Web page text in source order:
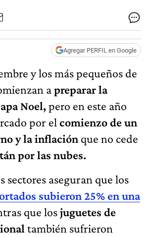
Agregar PERFIL en Google
y los más pequeños de
apreparar la
Noel,pero en este año
por el comienzo de un
y la inflación que no cede
por las nubes.
sectores aseguran que los
subieron 25% en una
que losjuguetes de
también sufrieron